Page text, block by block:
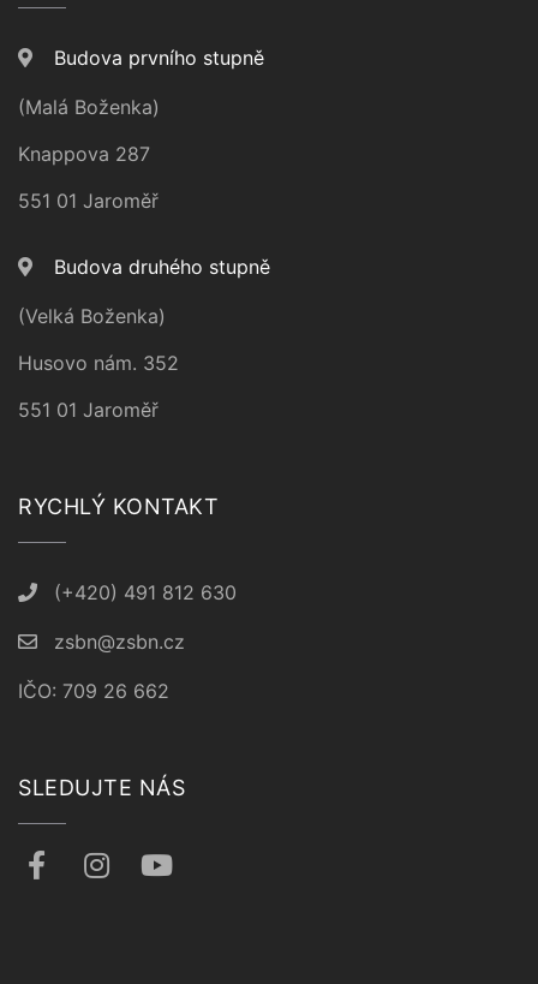
Budova prvního stupně
(Malá Boženka)
Knappova 287
551 01 Jaroměř
Budova druhého stupně
(Velká Boženka)
Husovo nám. 352
551 01 Jaroměř
RYCHLÝ KONTAKT
(+420) 491 812 630
zsbn@zsbn.cz
IČO: 709 26 662
SLEDUJTE NÁS